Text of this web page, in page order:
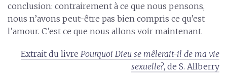
conclusion: contrairement à ce que nous pensons,
nous n’avons peut-être pas bien compris ce qu’est
l’amour. C’est ce que nous allons voir maintenant.
Extrait du livre Pourquoi Dieu se mêlerait-il de ma vie
sexuelle?, de S. Allberry